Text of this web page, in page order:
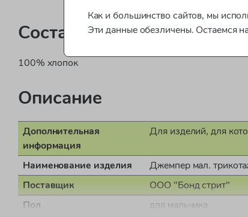
Состав
100% хлопок
Описание
Дополнительная
информация
Для изделий, для
Наименование изделия
Джемпер мал.
Поставщик
ООО "Бонд стрит"
Пол
для мальчика
Как и большинство сайтов, мы
Эти данные обезличены. Остаемся